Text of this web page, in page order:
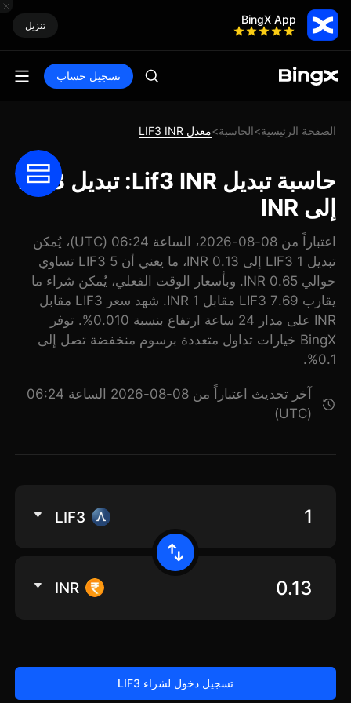
BingX App تنزيل
تسجيل حساب
الصفحة الرئيسية>الحاسبة>معدل LIF3 INR
حاسبة تبديل Lif3 INR: تبديل LIF3
إلى INR
اعتباراً من 08-08-2026، الساعة 06:24 (UTC)، يُمكن
تبديل 1 LIF3 إلى 0.13 INR، ما يعني أن 5 LIF3 تساوي
حوالي 0.65 INR. وبأسعار الوقت الفعلي، يُمكن شراء ما
يقارب 7.69 LIF3 مقابل 1 INR. شهد سعر LIF3 مقابل
INR على مدار 24 ساعة ارتفاع بنسبة 0.010%. توفر
BingX خيارات تداول متعددة برسوم منخفضة تصل إلى
0.1%.
آخر تحديث اعتباراً من 08-08-2026 الساعة 06:24
(UTC)
LIF3
INR
تسجيل دخول لشراء LIF3